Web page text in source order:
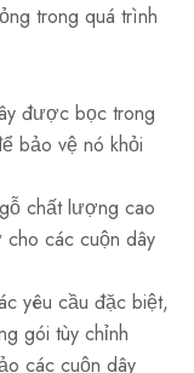
trong quá trình
được bọc trong
bảo vệ nó khỏi
chất lượng cao
các cuộn dây
yêu cầu đặc biệt,
gói tùy chỉnh
các cuộn dây